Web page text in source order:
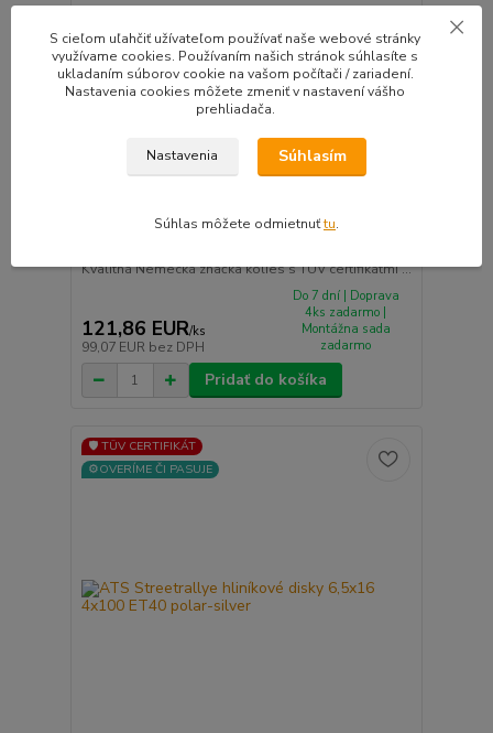
RIAL LUCCA hliníkové disky 6,5x16 4x100 ET40
Kvalitná Nemecká značka kolies s TUV certifikátmi ...
121,86 EUR/ks
99,07 EUR bez DPH
Do 7 dní | Doprava
4ks zadarmo |
Montážna sada
zadarmo
Pridať do košíka
🛡️ TÜV CERTIFIKÁT
⚙️OVERÍME ČI PASUJE
S cieľom uľahčiť užívateľom používať naše webové stránky
využívame cookies. Používaním našich stránok súhlasíte s
ukladaním súborov cookie na vašom počítači / zariadení.
Nastavenia cookies môžete zmeniť v nastavení vášho
prehliadača.
Nastavenia Súhlasím
Súhlas môžete odmietnuťtu.